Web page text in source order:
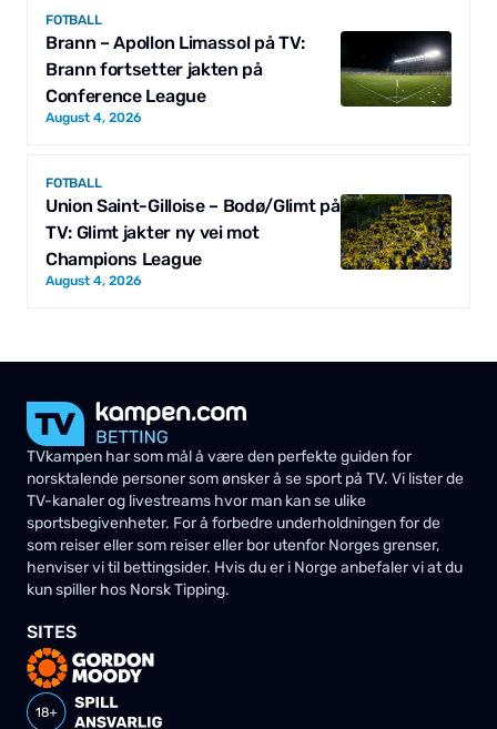
FOTBALL
Brann – Apollon Limassol på TV:
Brann fortsetter jakten på
Conference League
August 4, 2026
FOTBALL
Union Saint-Gilloise – Bodø/Glimt på
TV: Glimt jakter ny vei mot
Champions League
August 4, 2026
TVkampen har som mål å være den perfekte guiden for
norsktalende personer som ønsker å se sport på TV. Vi lister de
TV-kanaler og livestreams hvor man kan se ulike
sportsbegivenheter. For å forbedre underholdningen for de
som reiser eller som reiser eller bor utenfor Norges grenser,
henviser vi til bettingsider. Hvis du er i Norge anbefaler vi at du
kun spiller hos Norsk Tipping.
SITES